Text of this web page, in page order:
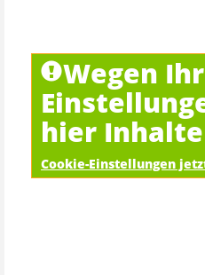
Wegen
hier
Cookie-Einstellungen